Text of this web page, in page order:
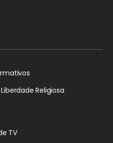
Liberdade Religiosa
TV